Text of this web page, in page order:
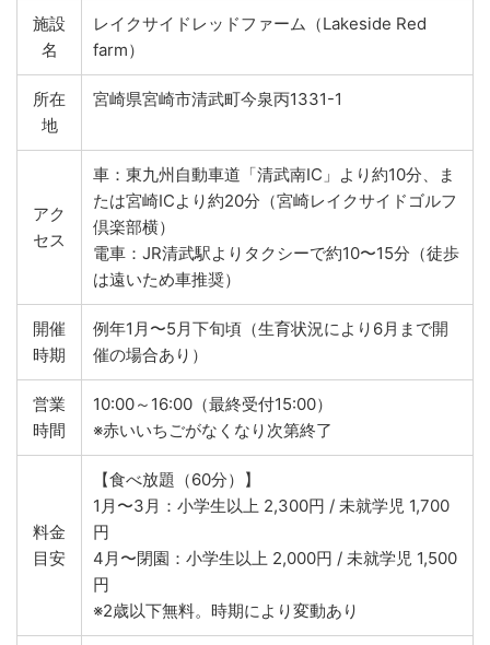
施設
名
レイクサイドレッドファーム（Lakeside Red
farm）
所在
地
宮崎県宮崎市清武町今泉丙1331-1
アク
セス
車：東九州自動車道「清武南IC」より約10分、ま
たは宮崎ICより約20分（宮崎レイクサイドゴルフ
倶楽部横）
電車：JR清武駅よりタクシーで約10〜15分（徒歩
は遠いため車推奨）
開催
時期
例年1月〜5月下旬頃（生育状況により6月まで開
催の場合あり）
営業
時間
10:00～16:00（最終受付15:00）
※赤いいちごがなくなり次第終了
料金
目安
【食べ放題（60分）】
1月〜3月：小学生以上 2,300円 / 未就学児 1,700
円
4月〜閉園：小学生以上 2,000円 / 未就学児 1,500
円
※2歳以下無料。時期により変動あり